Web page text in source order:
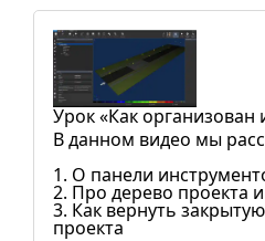
Урок «Как организован
В данном видео мы
1. О панели
2. Про дерево проекта
3. Как вернуть
проекта